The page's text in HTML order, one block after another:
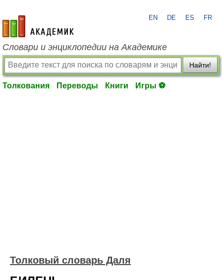
academic.ru
EN DE ES FR
Словари и энциклопедии на Академике
Найти!
Толкования Переводы Книги Игры ⚽
Толковый словарь Даля